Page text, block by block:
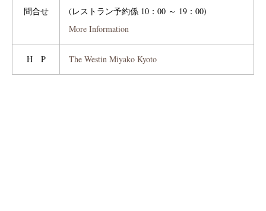
問合せ
(レストラン予約係 10：00 ～ 19：00)
More Information
H P The Westin Miyako Kyoto